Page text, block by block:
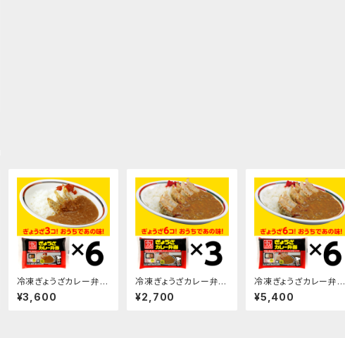
冷凍ぎょうざカレー弁当
300g×6袋
¥3,600
冷凍ぎょうざカレー弁当
510g×3袋
¥2,700
冷凍ぎょうざカレー弁当
510g×6袋
¥5,400